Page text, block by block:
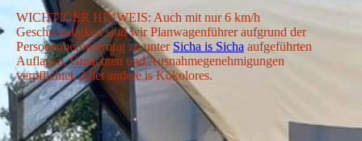
WICHTIGER HINWEIS: Auch mit nur 6 km/h
Geschwindigkeit sind wir Planwagenführer aufgrund der
Personenbeförderung zu unter Sicha is Sicha aufgeführten
Auflagen, Gutachten und Ausnahmegenehmigungen
verpflichtet.Allet andere is Kokolores.